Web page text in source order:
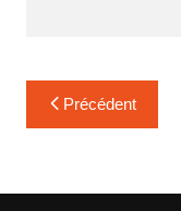
Navigation
de
Précédent